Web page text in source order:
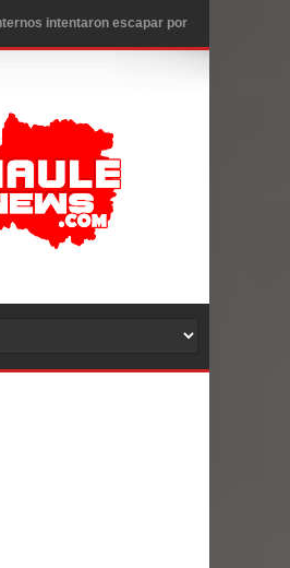
intentaron escapar por
obliga a cerrar
la Fiesta del
en Talca tras caída de
cerca de carpas
el inicio de la Fiesta del